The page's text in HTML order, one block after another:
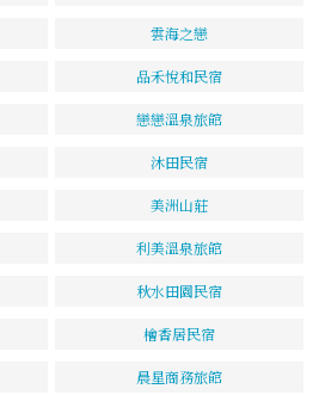
雲海之戀
品禾悅和民宿
戀戀溫泉旅館
沐田民宿
美洲山莊
利美溫泉旅館
秋水田園民宿
檜香居民宿
晨星商務旅館